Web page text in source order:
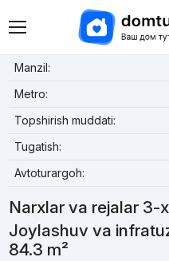
Manzil:
Metro:
Topshirish muddati:
Tugatish:
Avtoturargoh:
Narxlar va rejalar 3-
Joylashuv va
84.3 m²